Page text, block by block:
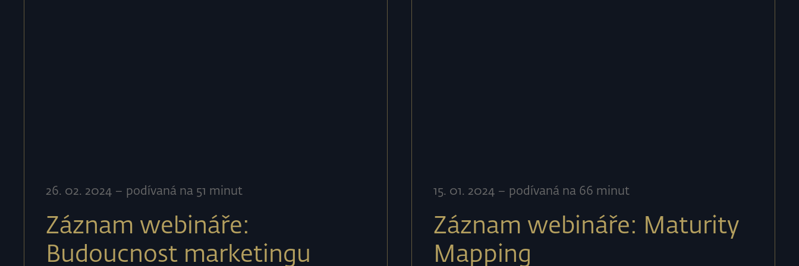
26. 02. 2024 – podívaná na 51 minut
Záznam webináře:
Budoucnost marketingu
15. 01. 2024 – podívaná na 66 minut
Záznam webináře: Maturity
Mapping